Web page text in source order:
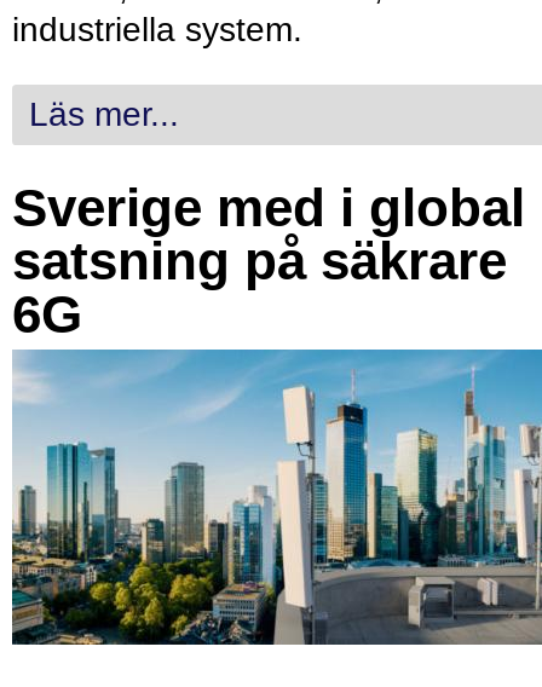
industriella system.
Läs mer...
Sverige med i global
satsning på säkrare
6G